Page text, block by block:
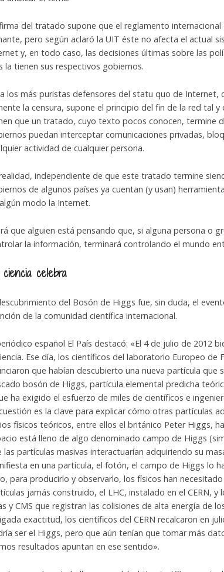
del tratado supone que el reglamento internacional
pero según aclaró la UIT éste no afecta el actual
y, en todo caso, las decisiones últimas sobre las
la tienen sus respectivos gobiernos.
los más puristas defensores del statu quo de Internet,
la censura, supone el principio del fin de la red tal y
que un tratado, cuyo texto pocos conocen, termine
puedan interceptar comunicaciones privadas,
actividad de cualquier persona.
independiente de que este tratado termine
de algunos países ya cuentan (y usan)
modo la Internet.
que alguien está pensando que, si alguna persona o
la información, terminará controlando el mundo
celebra
del Bosón de Higgs fue, sin duda, el
de la comunidad científica internacional.
español El País destacó: «El 4 de julio de 2012
Ese día, los científicos del laboratorio Europeo de
que habían descubierto una nueva partícula que
bosón de Higgs, partícula elemental predicha
ha exigido el esfuerzo de miles de científicos e
es la clave para explicar cómo otras partículas
físicos teóricos, entre ellos el británico Peter Higgs,
está lleno de algo denominado campo de Higgs
las partículas masivas interactuarían adquiriendo su
en una partícula, el fotón, el campo de Higgs lo
para producirlo y observarlo, los físicos han
jamás construido, el LHC, instalado en el CERN,
y CMS que registran las colisiones de alta energía de
exactitud, los científicos del CERN recalcaron en
ser el Higgs, pero que aún tenían que tomar más
resultados apuntan en ese sentido».